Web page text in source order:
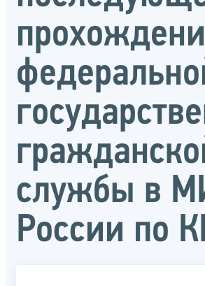
службы в
России по